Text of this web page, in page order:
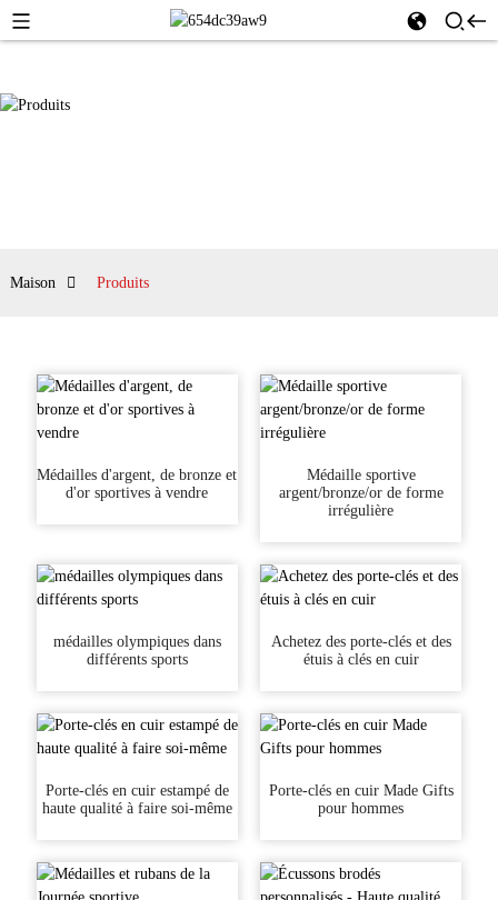
Maison Produits
Médailles d'argent, de bronze et
d'or sportives à vendre
Médaille sportive
argent/bronze/or de forme
irrégulière
médailles olympiques dans
différents sports
Achetez des porte-clés et des
étuis à clés en cuir
Porte-clés en cuir estampé de
haute qualité à faire soi-même
Porte-clés en cuir Made Gifts
pour hommes